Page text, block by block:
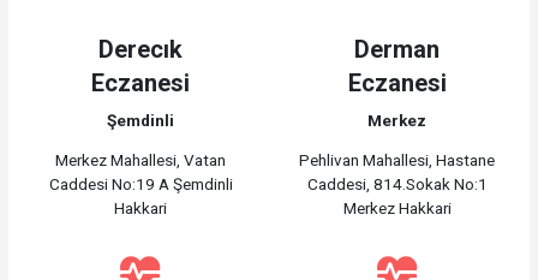
Derecık
Eczanesi
Şemdinli
Merkez Mahallesi, Vatan
Caddesi No:19 A Şemdinli
Hakkari
Derman
Eczanesi
Merkez
Pehlivan Mahallesi, Hastane
Caddesi, 814.Sokak No:1
Merkez Hakkari